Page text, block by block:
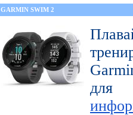
GARMIN SWIM 2
для